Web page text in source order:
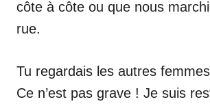
côte à côte ou que nous
rue.
Tu regardais les autres
Ce n’est pas grave ! Je suis